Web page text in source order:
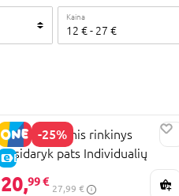
Kaina
12 €- 27 €
-25%
E-KAINA
STMT kūrybinis rinkinys
pasidaryk pats Individualių
žvakių gamyba, 74309
20,99 €
27,99 €